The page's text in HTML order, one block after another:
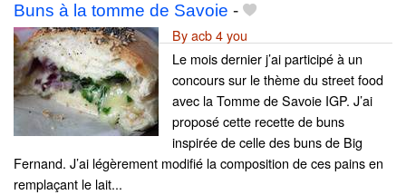
Buns à la tomme de Savoie -
By acb 4 you
Le mois dernier j’ai participé à un
concours sur le thème du street food
avec la Tomme de Savoie IGP. J’ai
proposé cette recette de buns
inspirée de celle des buns de Big
Fernand. J’ai légèrement modifié la composition de ces pains en
remplaçant le lait...